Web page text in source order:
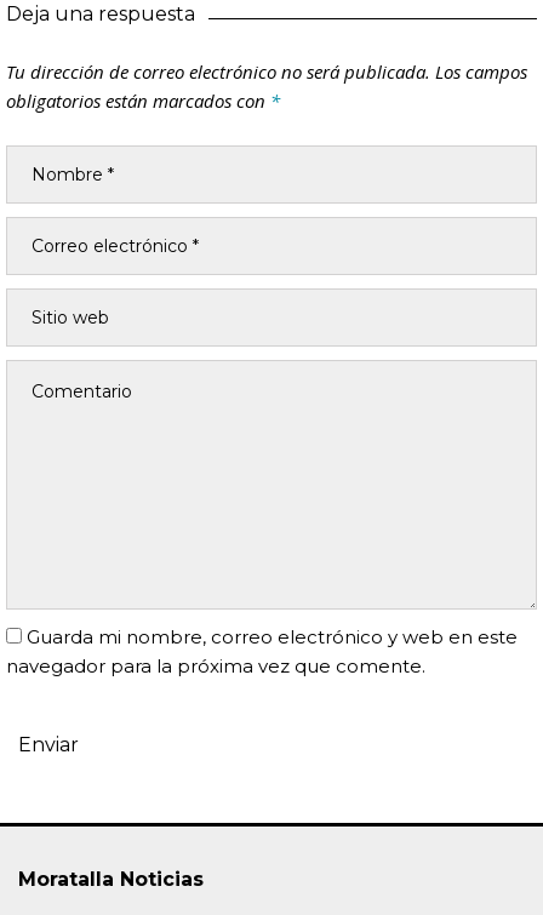
Deja una respuesta
Tu dirección de correo electrónico no será publicada. Los campos
obligatorios están marcados con *
Guarda mi nombre, correo electrónico y web en este
navegador para la próxima vez que comente.
Moratalla Noticias